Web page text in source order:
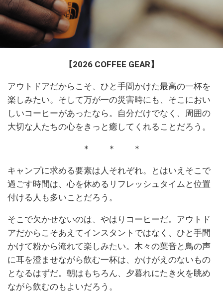
【2026 COFFEE GEAR】
アウトドアだからこそ、ひと手間かけた最高の一杯を
楽しみたい。そして万が一の災害時にも、そこにおい
しいコーヒーがあったなら。自分だけでなく、周囲の
大切な人たちの心をきっと癒してくれることだろう。
＊ ＊ ＊
キャンプに求める要素は人それぞれ。とはいえそこで
過ごす時間は、心を休めるリフレッシュタイムと位置
付ける人も多いことだろう。
そこで欠かせないのは、やはりコーヒーだ。アウトド
アだからこそあえてインスタントではなく、ひと手間
かけて粉から淹れて楽しみたい。木々の葉音と鳥の声
に耳を澄ませながら飲む一杯は、かけがえのないもの
となるはずだ。朝はもちろん、夕暮れにたき火を眺め
ながら飲むのもよいだろう。